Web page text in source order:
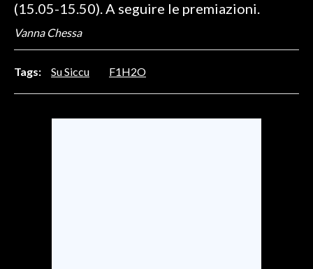
(15.05-15.50). A seguire le premiazioni.
Vanna Chessa
Tags: Su Siccu F1H2O